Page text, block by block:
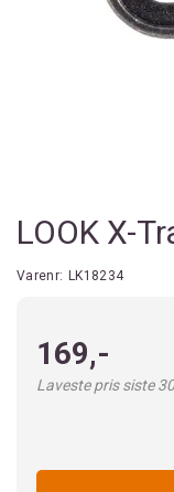
LOOK X-
Varenr: LK18234
169,-
Laveste pris siste